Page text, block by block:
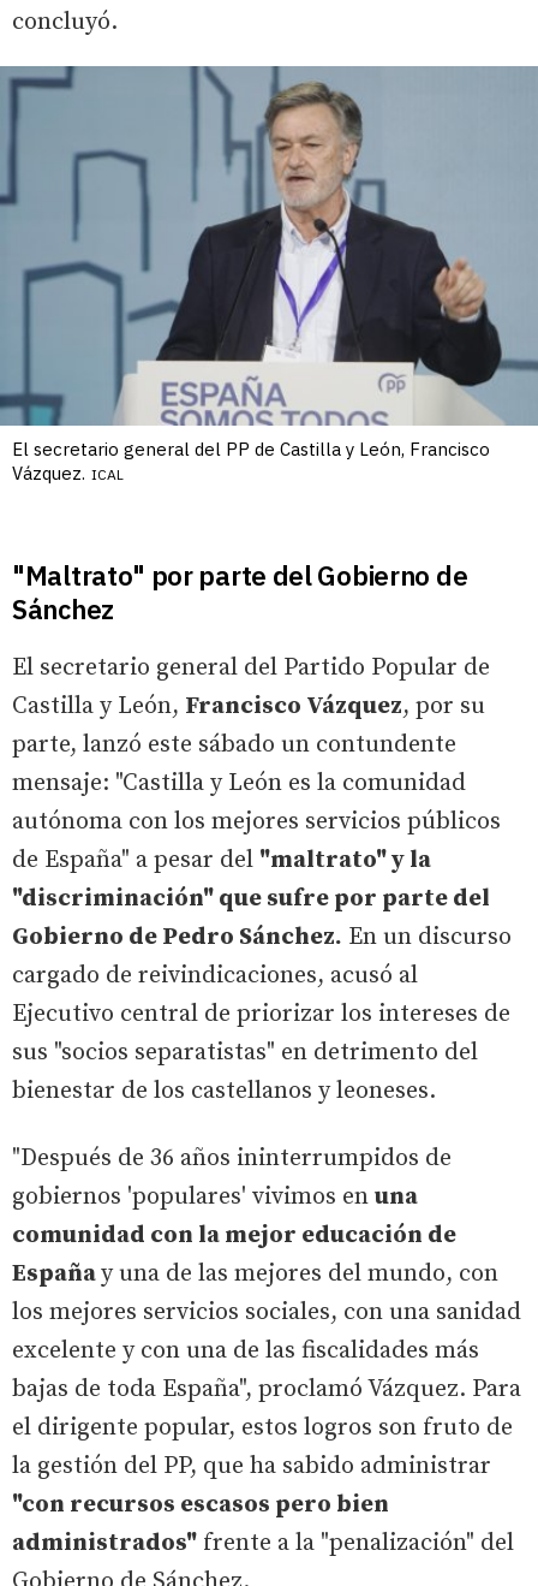
concluyó.
El secretario general del PP de Castilla y León, Francisco
Vázquez. ICAL
"Maltrato" por parte del Gobierno de
Sánchez
El secretario general del Partido Popular de
Castilla y León, Francisco Vázquez, por su
parte, lanzó este sábado un contundente
mensaje: "Castilla y León es la comunidad
autónoma con los mejores servicios públicos
de España" a pesar del "maltrato" y la
"discriminación" que sufre por parte del
Gobierno de Pedro Sánchez. En un discurso
cargado de reivindicaciones, acusó al
Ejecutivo central de priorizar los intereses de
sus "socios separatistas" en detrimento del
bienestar de los castellanos y leoneses.
"Después de 36 años ininterrumpidos de
gobiernos 'populares' vivimos en una
comunidad con la mejor educación de
Españay una de las mejores del mundo, con
los mejores servicios sociales, con una sanidad
excelente y con una de las fiscalidades más
bajas de toda España", proclamó Vázquez. Para
el dirigente popular, estos logros son fruto de
la gestión del PP, que ha sabido administrar
"con recursos escasos pero bien
administrados" frente a la "penalización" del